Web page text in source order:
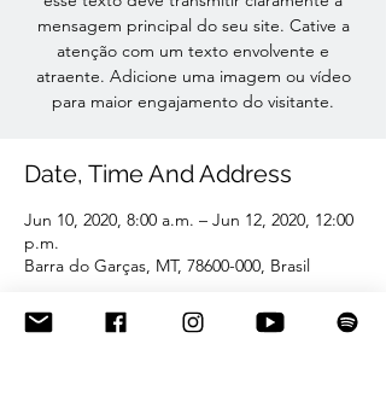
mensagem principal do seu site. Cative a
atenção com um texto envolvente e
atraente. Adicione uma imagem ou vídeo
para maior engajamento do visitante.
Date, Time And Address
Jun 10, 2020, 8:00 a.m. – Jun 12, 2020, 12:00
p.m.
Barra do Garças, MT, 78600-000, Brasil